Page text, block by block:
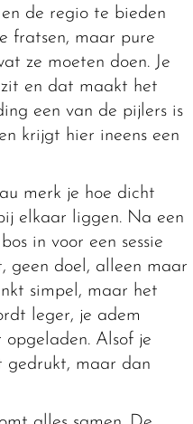
de regio te bieden
fratsen, maar pure
ze moeten doen. Je
en dat maakt het
een van de pijlers is
krijgt hier ineens een
merk je hoe dicht
elkaar liggen. Na een
in voor een sessie
geen doel, alleen maar
simpel, maar het
leger, je adem
Alsof je
gedrukt, maar dan